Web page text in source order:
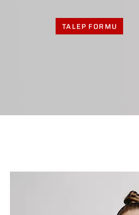
TALEP FORMU